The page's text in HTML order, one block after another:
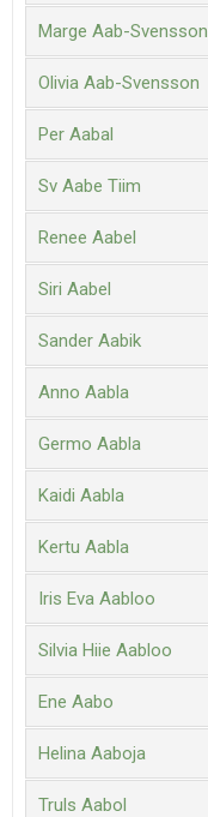
Marge Aab-Svensson
Olivia Aab-Svensson
Per Aabal
Sv Aabe Tiim
Renee Aabel
Siri Aabel
Sander Aabik
Anno Aabla
Germo Aabla
Kaidi Aabla
Kertu Aabla
Iris Eva Aabloo
Silvia Hiie Aabloo
Ene Aabo
Helina Aaboja
Truls Aabol